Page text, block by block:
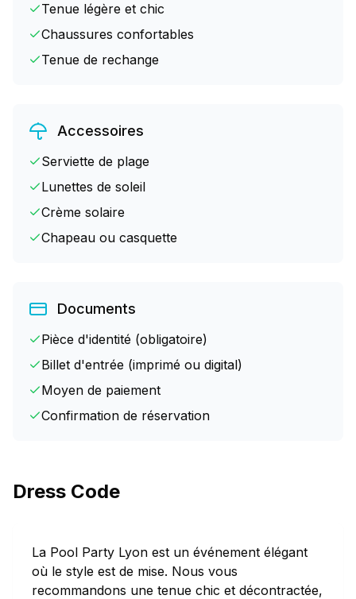
Tenue légère et chic
Chaussures confortables
Tenue de rechange
Accessoires
Serviette de plage
Lunettes de soleil
Crème solaire
Chapeau ou casquette
Documents
Pièce d'identité (obligatoire)
Billet d'entrée (imprimé ou digital)
Moyen de paiement
Confirmation de réservation
Dress Code
La Pool Party Lyon est un événement élégant
où le style est de mise. Nous vous
recommandons une tenue chic et décontractée,